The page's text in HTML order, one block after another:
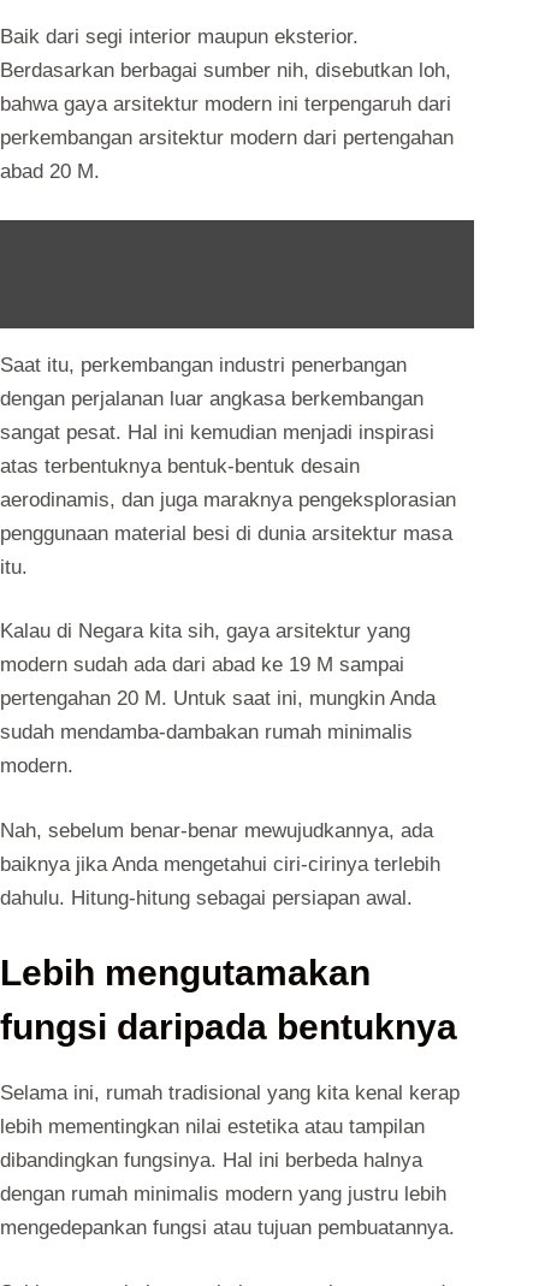
Baik dari segi interior maupun eksterior.
Berdasarkan berbagai sumber nih, disebutkan loh,
bahwa gaya arsitektur modern ini terpengaruh dari
perkembangan arsitektur modern dari pertengahan
abad 20 M.
Saat itu, perkembangan industri penerbangan
dengan perjalanan luar angkasa berkembangan
sangat pesat. Hal ini kemudian menjadi inspirasi
atas terbentuknya bentuk-bentuk desain
aerodinamis, dan juga maraknya pengeksplorasian
penggunaan material besi di dunia arsitektur masa
itu.
Kalau di Negara kita sih, gaya arsitektur yang
modern sudah ada dari abad ke 19 M sampai
pertengahan 20 M. Untuk saat ini, mungkin Anda
sudah mendamba-dambakan rumah minimalis
modern.
Nah, sebelum benar-benar mewujudkannya, ada
baiknya jika Anda mengetahui ciri-cirinya terlebih
dahulu. Hitung-hitung sebagai persiapan awal.
Lebih mengutamakan
fungsi daripada bentuknya
Selama ini, rumah tradisional yang kita kenal kerap
lebih mementingkan nilai estetika atau tampilan
dibandingkan fungsinya. Hal ini berbeda halnya
dengan rumah minimalis modern yang justru lebih
mengedepankan fungsi atau tujuan pembuatannya.